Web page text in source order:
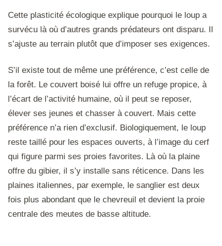
Cette plasticité écologique explique pourquoi le loup a
survécu là où d’autres grands prédateurs ont disparu. Il
s’ajuste au terrain plutôt que d’imposer ses exigences.
S’il existe tout de même une préférence, c’est celle de
la forêt. Le couvert boisé lui offre un refuge propice, à
l’écart de l’activité humaine, où il peut se reposer,
élever ses jeunes et chasser à couvert. Mais cette
préférence n’a rien d’exclusif. Biologiquement, le loup
reste taillé pour les espaces ouverts, à l’image du cerf
qui figure parmi ses proies favorites. Là où la plaine
offre du gibier, il s’y installe sans réticence. Dans les
plaines italiennes, par exemple, le sanglier est deux
fois plus abondant que le chevreuil et devient la proie
centrale des meutes de basse altitude.